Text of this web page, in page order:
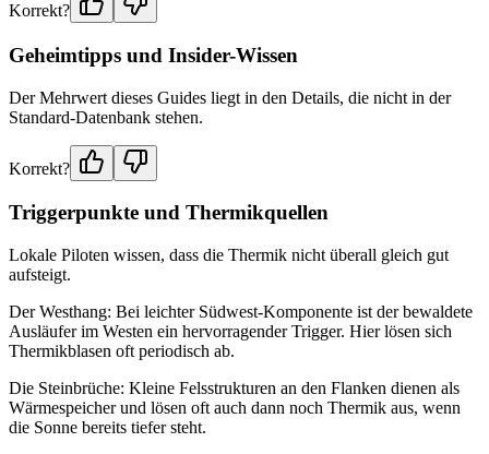
Korrekt?
Geheimtipps und Insider-Wissen
Der Mehrwert dieses Guides liegt in den Details, die nicht in der
Standard-Datenbank stehen.
Korrekt?
Triggerpunkte und Thermikquellen
Lokale Piloten wissen, dass die Thermik nicht überall gleich gut
aufsteigt.
Der Westhang: Bei leichter Südwest-Komponente ist der bewaldete
Ausläufer im Westen ein hervorragender Trigger. Hier lösen sich
Thermikblasen oft periodisch ab.
Die Steinbrüche: Kleine Felsstrukturen an den Flanken dienen als
Wärmespeicher und lösen oft auch dann noch Thermik aus, wenn
die Sonne bereits tiefer steht.